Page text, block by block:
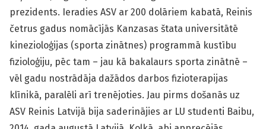
prezidents. Ieradies ASV ar 200 dolāriem kabatā, Reinis
četrus gadus nomācījās Kanzasas štata universitātē
kinezioloģijas (sporta zinātnes) programmā kustību
fizioloģiju, pēc tam – jau kā bakalaurs sporta zinātnē –
vēl gadu nostrādāja dažādos darbos fizioterapijas
klīnikā, paralēli arī trenējoties. Jau pirms došanās uz
ASV Reinis Latvijā bija saderinājies ar LU studenti Baibu,